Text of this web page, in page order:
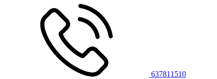
637811510